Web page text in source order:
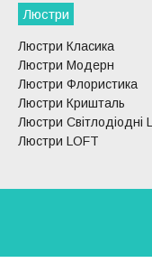
Люстри
Люстри Класика
Люстри Модерн
Люстри Флористика
Люстри Кришталь
Люстри Світлодіодні
Люстри LOFT